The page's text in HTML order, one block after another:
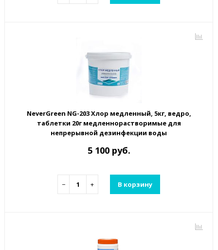
NeverGreen NG-203 Хлор медленный, 5кг, ведро,
таблетки 20г медленнорастворимые для
непрерывной дезинфекции воды
5 100 руб.
− + В корзину